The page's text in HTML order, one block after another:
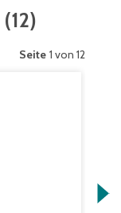
(12)
Seite 1 von 12